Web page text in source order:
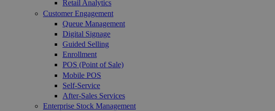
Retail Analytics
Customer Engagement
Queue Management
Digital Signage
Guided Selling
Enrollment
POS (Point of Sale)
Mobile POS
Self-Service
After-Sales Services
Enterprise Stock Management